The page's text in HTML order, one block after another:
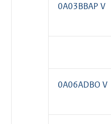
0A03BBAP V
0A06ADBO V